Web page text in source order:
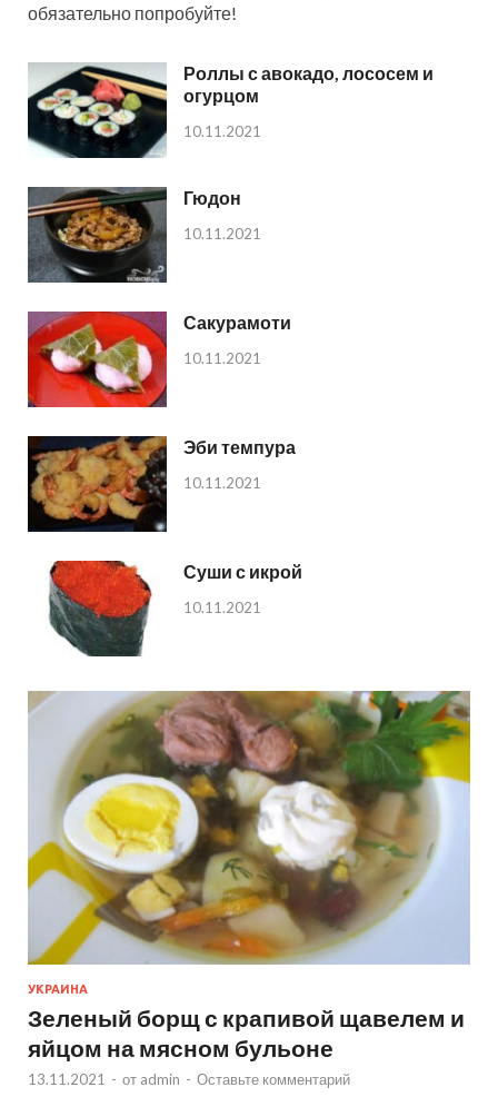
обязательно попробуйте!
Роллы с авокадо, лососем и
огурцом
10.11.2021
Гюдон
10.11.2021
Сакурамоти
10.11.2021
Эби темпура
10.11.2021
Суши с икрой
10.11.2021
УКРАИНА
Зеленый борщ с крапивой щавелем и
яйцом на мясном бульоне
13.11.2021 - от admin - Оставьте комментарий